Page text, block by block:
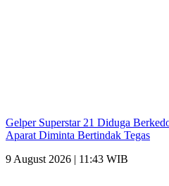
Gelper Superstar 21 Diduga
Aparat Diminta Bertindak Tegas
9 August 2026 | 11:43 WIB